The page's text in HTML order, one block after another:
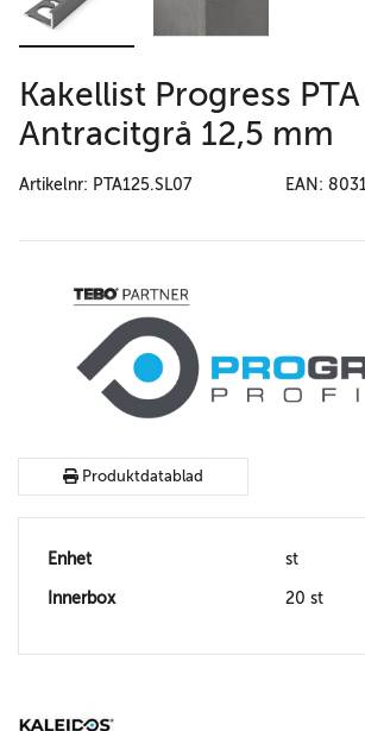
Kakellist Progress
Antracitgrå 12,5 mm
Artikelnr: PTA125.SL07 EAN:
Produktdatablad
Enhet st
Innerbox 20 st